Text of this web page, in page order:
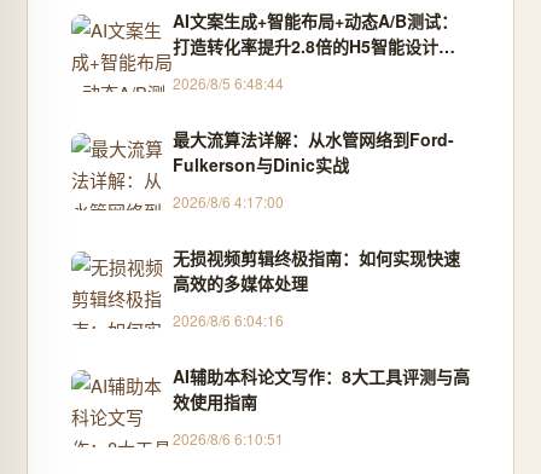
AI文案生成+智能布局+动态A/B测试：
打造转化率提升2.8倍的H5智能设计闭
2026/8/5 6:48:44
最大流算法详解：从水管网络到Ford-
Fulkerson与Dinic实战
2026/8/6 4:17:00
无损视频剪辑终极指南：如何实现快速
高效的多媒体处理
2026/8/6 6:04:16
AI辅助本科论文写作：8大工具评测与高
效使用指南
2026/8/6 6:10:51